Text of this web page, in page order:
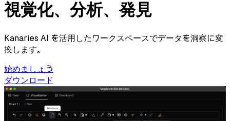
視覚化、分析、発見
Kanaries AI を活用したワークスペースでデータを洞察に変
換します。
始めましょう
ダウンロード